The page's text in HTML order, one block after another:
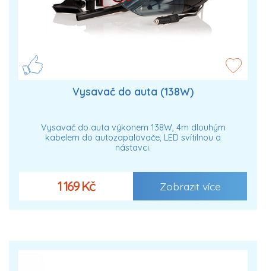
Vysavač do auta (138W)
Vysavač do auta výkonem 138W, 4m dlouhým
kabelem do autozapalovače, LED svítilnou a
nástavci.
1 169 Kč Zobrazit více